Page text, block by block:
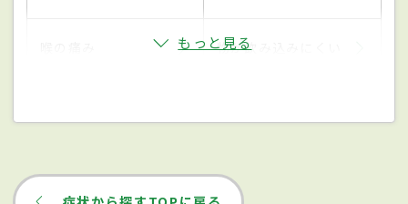
物が飲み込みにくい
もっと見る